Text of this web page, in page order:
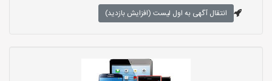
انتقال آگهی به اول لیست (افزایش بازدید)